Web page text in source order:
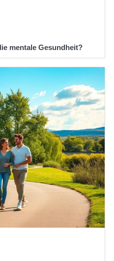
mentale Gesundheit?